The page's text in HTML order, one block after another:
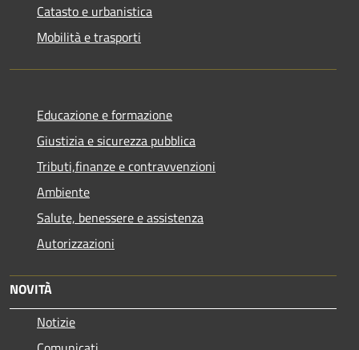
Catasto e urbanistica
Mobilità e trasporti
Educazione e formazione
Giustizia e sicurezza pubblica
Tributi,finanze e contravvenzioni
Ambiente
Salute, benessere e assistenza
Autorizzazioni
NOVITÀ
Notizie